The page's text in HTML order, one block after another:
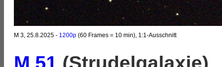
M 3, 25.8.2025 - 1200p (60 Frames = 10 min), 1:1-Ausschnitt
M 51 (Strudelgalaxie)